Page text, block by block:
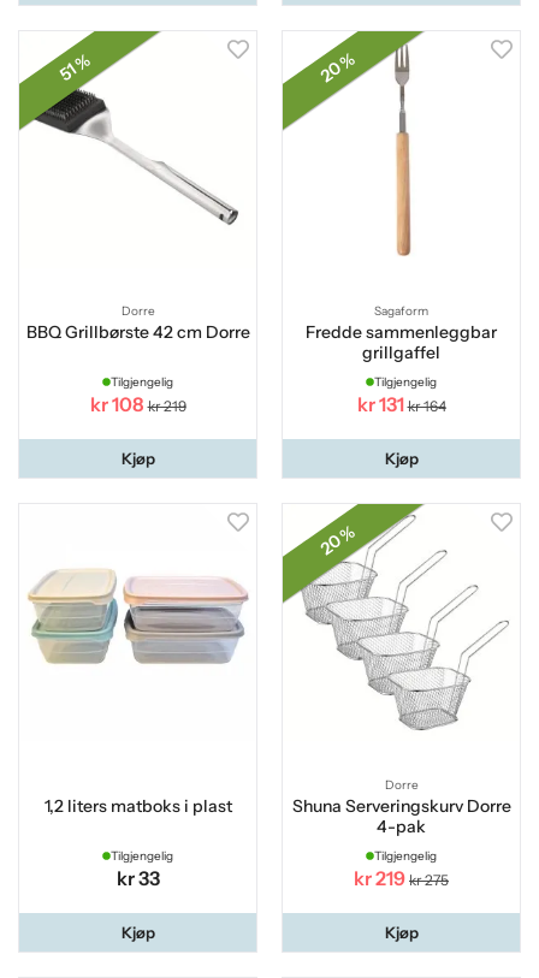
51 %
Dorre
BBQ Grillbørste 42 cm Dorre
Tilgjengelig
kr 108 kr 219
Kjøp
20 %
Sagaform
Fredde sammenleggbar
grillgaffel
Tilgjengelig
kr 131 kr 164
Kjøp
1,2 liters matboks i plast
Tilgjengelig
kr 33
Kjøp
20 %
Dorre
Shuna Serveringskurv Dorre
4-pak
Tilgjengelig
kr 219 kr 275
Kjøp